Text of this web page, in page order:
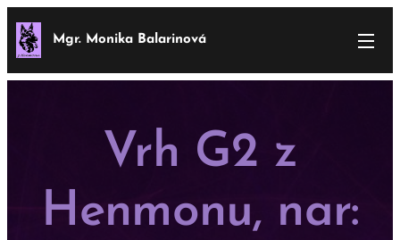
Mgr. Monika Balarinová
Vrh G2 z
Henmonu, nar: